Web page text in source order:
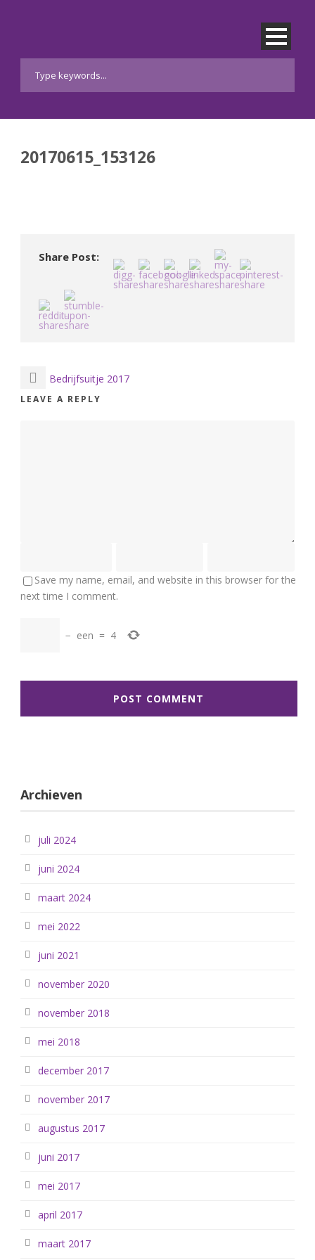
20170615_153126
Share Post:
Bedrijfsuitje 2017
LEAVE A REPLY
Save my name, email, and website in this browser for the
next time I comment.
− een = 4
Archieven
juli 2024
juni 2024
maart 2024
mei 2022
juni 2021
november 2020
november 2018
mei 2018
december 2017
november 2017
augustus 2017
juni 2017
mei 2017
april 2017
maart 2017